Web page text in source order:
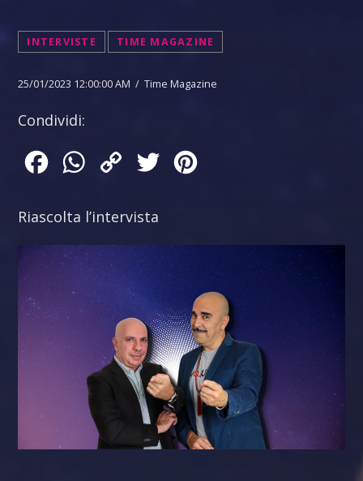
INTERVISTE TIME MAGAZINE
25/01/2023 12:00:00 AM / Time Magazine
Condividi:
FacebookWhatsApp
Copy
Twitter
Riascolta l’intervista